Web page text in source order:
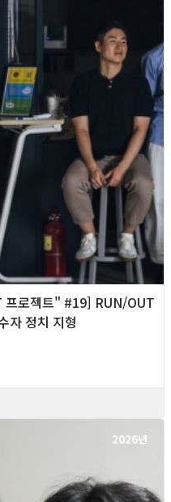
로젝트" #19] RUN/OUT
자 정치 지형
2026년